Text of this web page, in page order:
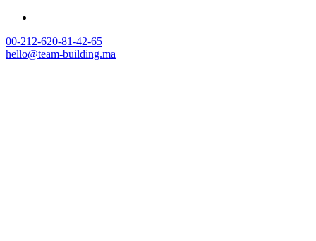
00-212-620-81-42-65
hello@team-building.ma